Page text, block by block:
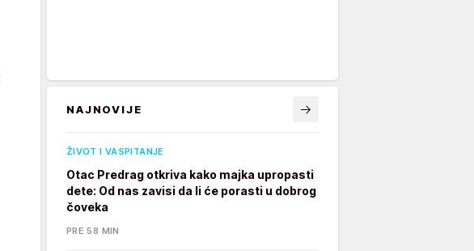
NAJNOVIJE
ŽIVOT I VASPITANJE
Otac Predrag otkriva kako majka upropasti
dete: Od nas zavisi da li će porasti u dobrog
čoveka
PRE 58 MIN